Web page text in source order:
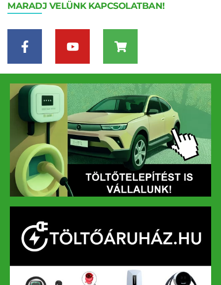
MARADJ VELÜNK KAPCSOLATBAN!